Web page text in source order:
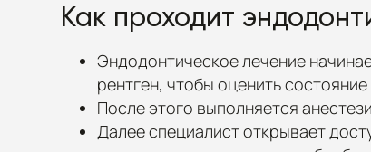
Как проходит
Эндодонтическое лечение
рентген, чтобы оценить
После этого выполняется
Далее специалист открывает